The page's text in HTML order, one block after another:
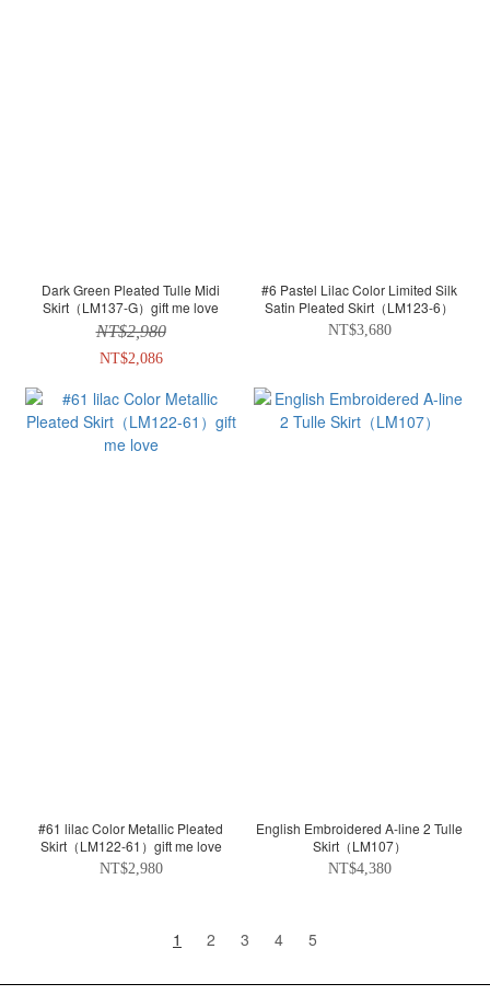
Dark Green Pleated Tulle Midi
Skirt（LM137-G）gift me love
NT$2,980
NT$2,086
#6 Pastel Lilac Color Limited Silk
Satin Pleated Skirt（LM123-6）
NT$3,680
#61 lilac Color Metallic Pleated
Skirt（LM122-61）gift me love
NT$2,980
English Embroidered A-line 2 Tulle
Skirt（LM107）
NT$4,380
1 2 3 4 5